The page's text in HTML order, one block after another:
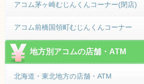
アコム茅ヶ崎むじんくんコーナー(閉店)
アコム前橋国領町むじんくんコーナー
地方別アコムの店舗・ATM
北海道・東北地方の店舗・ATM